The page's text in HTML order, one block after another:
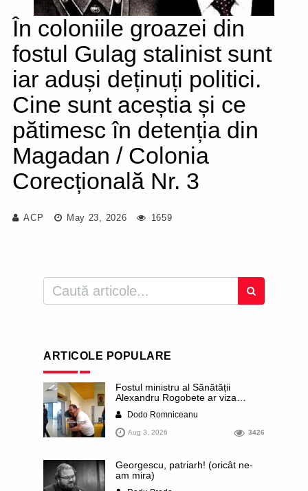
În coloniile groazei din
fostul Gulag stalinist sunt
iar aduși deținuți politici.
Cine sunt aceștia și ce
pătimesc în detenția din
Magadan / Colonia
Corecțională Nr. 3
ACP May 23, 2026 1659
ARTICOLE POPULARE
Fostul ministru al Sănătății
Alexandru Rogobete ar viza
al orașului Timișoara. Pesedistul
publică imagini demne de Coreea
de Nord cu femei din Timișoara
Dodo Romniceanu
Aug 3, 2026 3426
Georgescu, patriarh! (oricât ne-
am mira)